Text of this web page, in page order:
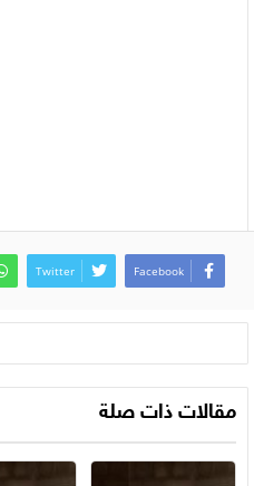
Facebook
Twitter
مقالات ذات صلة